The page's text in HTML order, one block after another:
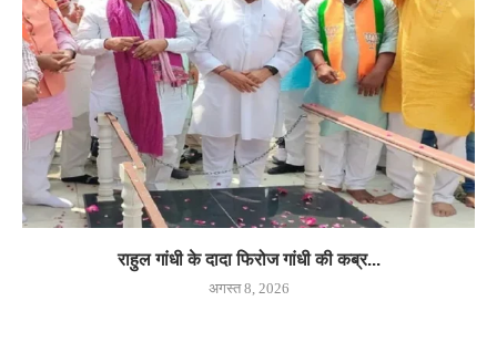
राहुल गांधी के दादा फिरोज गांधी की कब्र...
अगस्त 8, 2026